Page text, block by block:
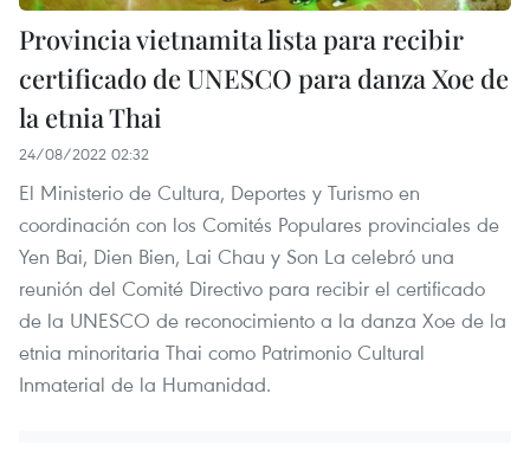
Provincia vietnamita lista para recibir
certificado de UNESCO para danza Xoe de
la etnia Thai
24/08/2022 02:32
El Ministerio de Cultura, Deportes y Turismo en
coordinación con los Comités Populares provinciales de
Yen Bai, Dien Bien, Lai Chau y Son La celebró una
reunión del Comité Directivo para recibir el certificado
de la UNESCO de reconocimiento a la danza Xoe de la
etnia minoritaria Thai como Patrimonio Cultural
Inmaterial de la Humanidad.